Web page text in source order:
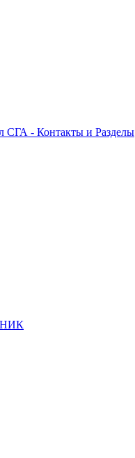
СГА - Контакты и Разделы